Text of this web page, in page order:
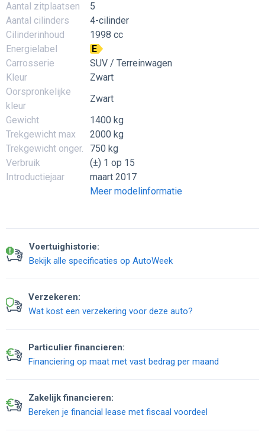
Aantal zitplaatsen
5
Aantal cilinders
4-cilinder
Cilinderinhoud
1998 cc
Energielabel
E
Carrosserie
SUV / Terreinwagen
Kleur
Zwart
Oorspronkelijke
kleur
Zwart
Gewicht
1400 kg
Trekgewicht max
2000 kg
Trekgewicht onger.
750 kg
Verbruik
(±) 1 op 15
Introductiejaar
maart 2017
Meer modelinformatie
Voertuighistorie:
Bekijk alle specificaties op AutoWeek
Verzekeren:
Wat kost een verzekering voor deze auto?
Particulier financieren:
Financiering op maat met vast bedrag per maand
Zakelijk financieren:
Bereken je financial lease met fiscaal voordeel